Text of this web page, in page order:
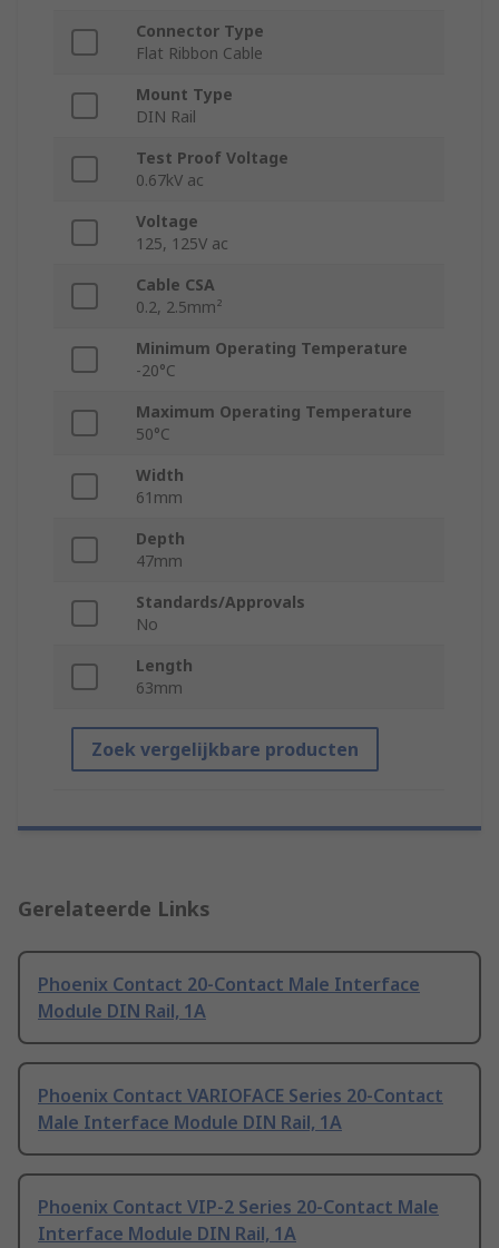
Connector Type
Flat Ribbon Cable
Mount Type
DIN Rail
Test Proof Voltage
0.67kV ac
Voltage
125, 125V ac
Cable CSA
0.2, 2.5mm²
Minimum Operating Temperature
-20°C
Maximum Operating Temperature
50°C
Width
61mm
Depth
47mm
Standards/Approvals
No
Length
63mm
Zoek vergelijkbare producten
Gerelateerde Links
Phoenix Contact 20-Contact Male Interface
Module DIN Rail, 1A
Phoenix Contact VARIOFACE Series 20-Contact
Male Interface Module DIN Rail, 1A
Phoenix Contact VIP-2 Series 20-Contact Male
Interface Module DIN Rail, 1A